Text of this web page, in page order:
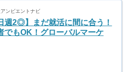
ンビエントナビ
週2◎】まだ就活に間に合う！
でもOK！グローバルマーケ